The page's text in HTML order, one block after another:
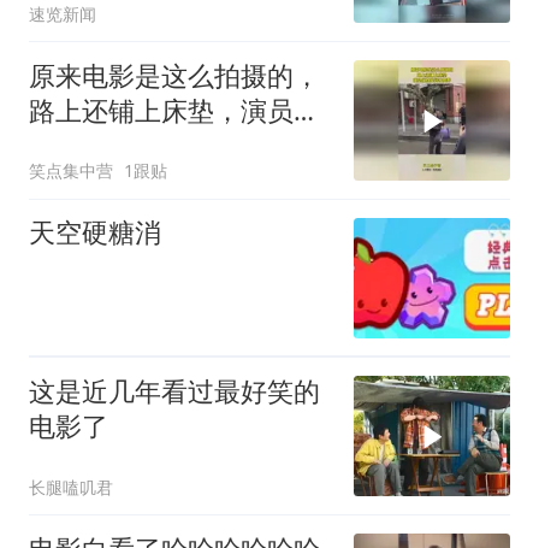
速览新闻
原来电影是这么拍摄的，
路上还铺上床垫，演员们
笑点集中营 1跟贴
天空硬糖消
这是近几年看过最好笑的
电影了
长腿嗑叽君